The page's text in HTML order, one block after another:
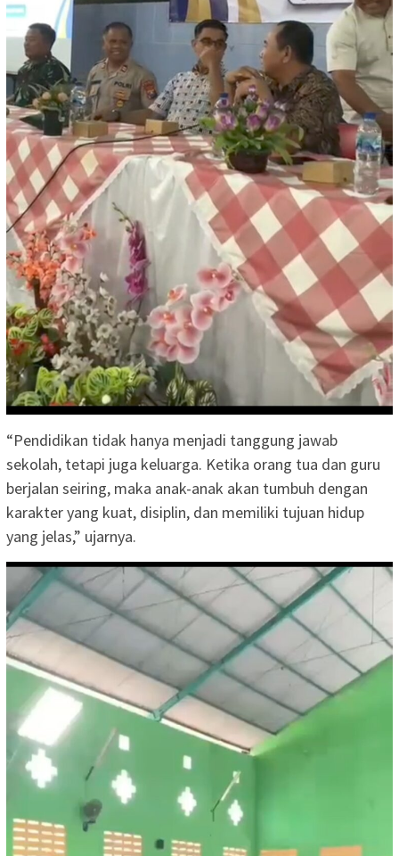
“Pendidikan tidak hanya menjadi tanggung jawab
sekolah, tetapi juga keluarga. Ketika orang tua dan guru
berjalan seiring, maka anak-anak akan tumbuh dengan
karakter yang kuat, disiplin, dan memiliki tujuan hidup
yang jelas,” ujarnya.